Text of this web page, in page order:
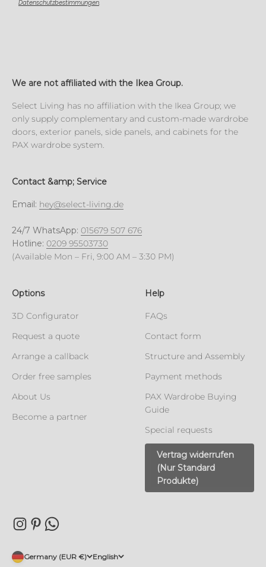
Datenschutzbestimmungen.
We are not affiliated with the Ikea Group.
Select Living has no affiliation with the Ikea Group; we
only supply complementary and custom-made wardrobe
doors, exterior panels, side panels, and cabinets for the
PAX wardrobe system.
Contact &amp; Service
Email: hey@select-living.de
24/7 WhatsApp: 015679 507 676
Hotline: 0209 95503730
(Available Mon – Fri, 9:00 AM – 3:30 PM)
Options
3D Configurator
Request a quote
Arrange a callback
Order free samples
About Us
Become a partner
Help
FAQs
Contact form
Structure and Assembly
Payment methods
PAX Wardrobe Buying
Guide
Special requests
Vertrag widerrufen
(Nur Standard
Produkte)
Germany (EUR €) English